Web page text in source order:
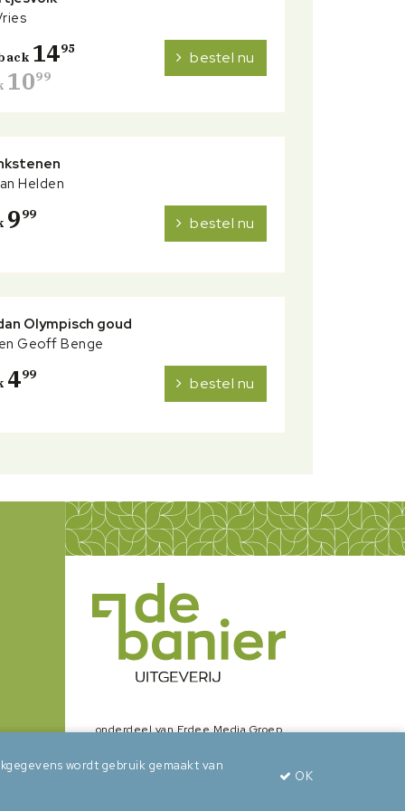
1495
1099
bestel nu
Helden
999 bestel nu
Olympisch goud
Geoff Benge
499 bestel nu
onderdeel van Erdee Media Groep
wordt gebruik gemaakt van
OK